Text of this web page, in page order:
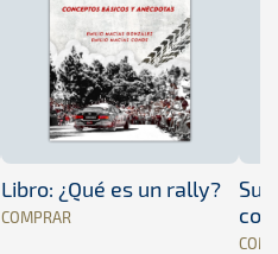
Libro: ¿Qué es un rally?
COMPRAR